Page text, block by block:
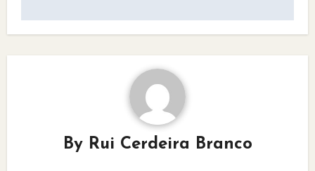
By Rui Cerdeira Branco